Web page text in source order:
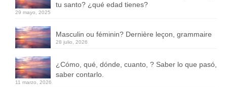
tu santo? ¿qué edad tienes?
29 mayo, 2025
Masculin ou féminin? Dernière leçon, grammaire
28 julio, 2026
¿Cómo, qué, dónde, cuanto, ? Saber lo que pasó,
saber contarlo.
11 marzo, 2026